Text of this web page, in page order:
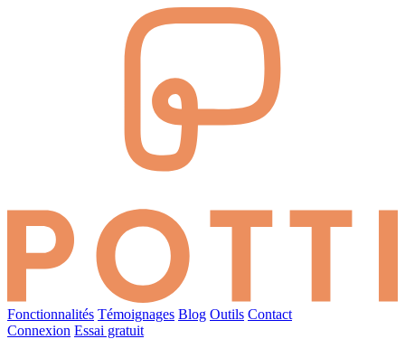
Fonctionnalités Témoignages Blog Outils Contact
Connexion Essai gratuit